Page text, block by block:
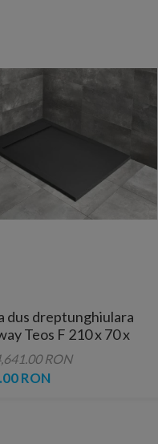
dus dreptunghiulara
Teos F 210 x 70 x
decupabila, antracit
RON
RON